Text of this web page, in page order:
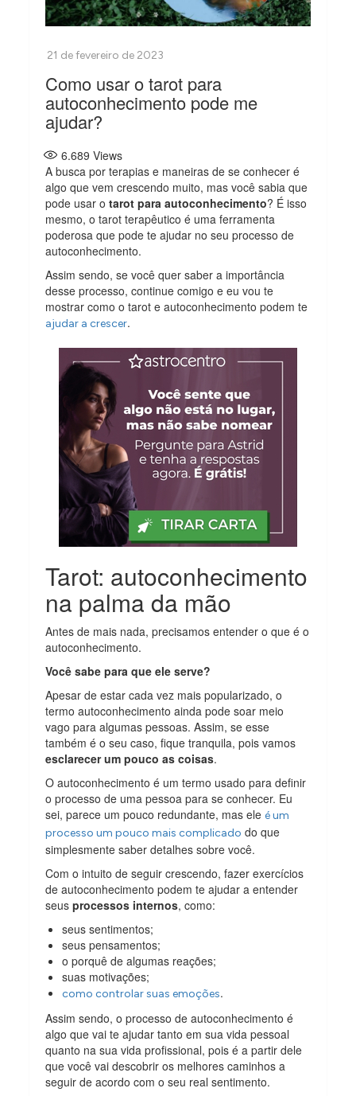
Como usar o tarot para
autoconhecimento pode me
ajudar?
6.689 Views
A busca por terapias e maneiras de se conhecer é
algo que vem crescendo muito, mas você sabia que
pode usar otarot para autoconhecimento? É isso
mesmo, o tarot terapêutico é uma ferramenta
poderosa que pode te ajudar no seu processo de
autoconhecimento.
Assim sendo, se você quer saber a importância
desse processo, continue comigo e eu vou te
mostrar como o tarot e autoconhecimento podem te
ajudar a crescer.
Tarot: autoconhecimento
na palma da mão
Antes de mais nada, precisamos entender o que é o
autoconhecimento.
Você sabe para que ele serve?
Apesar de estar cada vez mais popularizado, o
termo autoconhecimento ainda pode soar meio
vago para algumas pessoas. Assim, se esse
também é o seu caso, fique tranquila, pois vamos
esclarecer um pouco as coisas.
O autoconhecimento é um termo usado para definir
o processo de uma pessoa para se conhecer. Eu
sei, parece um pouco redundante, mas eleé um
processo um pouco mais complicado do que
simplesmente saber detalhes sobre você.
Com o intuito de seguir crescendo, fazer exercícios
de autoconhecimento podem te ajudar a entender
seusprocessos internos, como:
seus sentimentos;
seus pensamentos;
o porquê de algumas reações;
suas motivações;
como controlar suas emoções.
Assim sendo, o processo de autoconhecimento é
algo que vai te ajudar tanto em sua vida pessoal
quanto na sua vida profissional, pois é a partir dele
que você vai descobrir os melhores caminhos a
seguir de acordo com o seu real sentimento.